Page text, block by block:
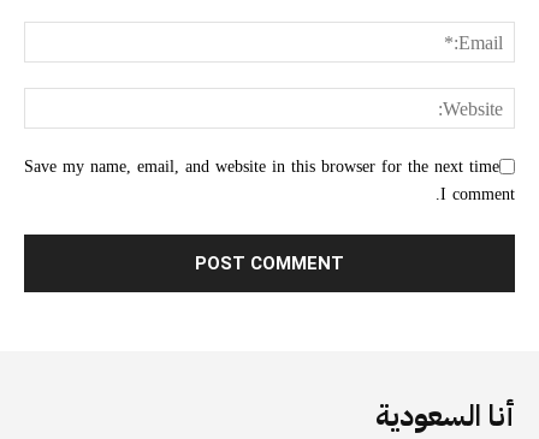
Save my name, email, and website in this browser for the next time
I comment.
أنا السعودية